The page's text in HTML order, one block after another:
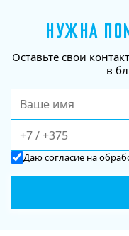
НУЖНА
Оставьте свои
в
Даюсогласие на